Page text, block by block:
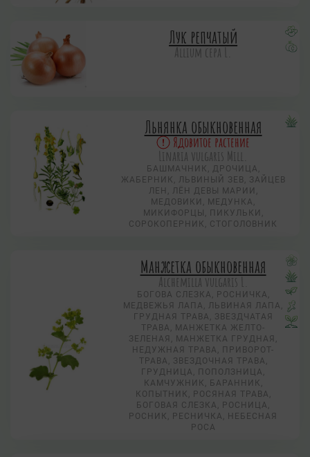
Лук репчатый
Allium сера L.
Льнянка обыкновенная
Ядовитое растение
Linaria vulgaris Mill.
БАШМАЧНИК, ДРОЧИЦА,
ЖАБЕРНИК, ЛЬВИНЫЙ ЗЕВ, ЗАЙЦЕВ
ЛЕН, ЛЁН ДЕВЫ МАРИИ,
МЕДОВИКИ, МЕДУНКА,
МИКИФОРЦЫ, ПИКУЛЬКИ,
СОРОКОПЕРНИК, СТОГОЛОВНИК
Манжетка обыкновенная
Alchemilla vulgaris L.
БОГОВА СЛЕЗКА, РОСНИЧКА,
МЕДВЕЖЬЯ ЛАПА, ЛЬВИНАЯ ЛАПА,
ГРУДНАЯ ТРАВА, ЗВЕЗДЧАТАЯ
ТРАВА, МАНЖЕТКА ЖЕЛТО-
ЗЕЛЕНАЯ, МАНЖЕТКА ГРУДНАЯ,
НЕДУЖНАЯ ТРАВА, ПРИВОРОТ-
ТРАВА, ЗВЕЗДОЧНАЯ ТРАВА,
ГРУДНИЦА, ПОПОЛЗНИЦА,
КАМЧУЖНИК, БАРАННИК,
КОПЫТНИК, РОСЯНАЯ ТРАВА,
БОГОВАЯ СЛЕЗКА, РОСНИЦА,
РОСНИК, РЕСНИЧКА, НЕБЕСНАЯ
РОСА